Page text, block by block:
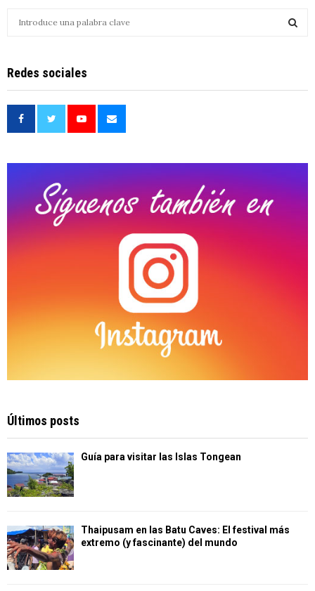
c
h
f
r
C
Redes sociales
Últimos posts
Guía para visitar las Islas Tongean
Thaipusam en las Batu Caves: El festival más
extremo (y fascinante) del mundo